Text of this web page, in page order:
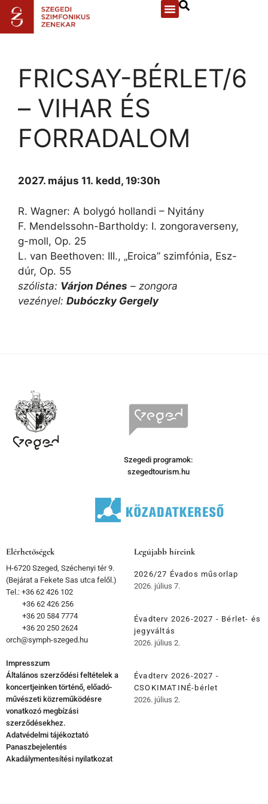
FRICSAY-BÉRLET/6
– VIHAR ÉS
FORRADALOM
2027. május 11. kedd, 19:30h
R. Wagner: A bolygó hollandi – Nyitány
F. Mendelssohn-Bartholdy: I. zongoraverseny,
g-moll, Op. 25
L. van Beethoven: III., „Eroica” szimfónia, Esz-
dúr, Op. 55
szólista: Várjon Dénes – zongora
vezényel: Dubóczky Gergely
Szegedi programok:
szegedtourism.hu
Elérhetőségek
H-6720 Szeged, Széchenyi tér 9.
(Bejárat a Fekete Sas utca felől.)
Tel.: +36 62 426 102
+36 62 426 256
+36 20 584 7774
+36 20 250 2624
orch@symph-szeged.hu
Impresszum
Általános szerződési feltételek a
koncertjeinken történő, előadó-
művészeti közreműködésre
vonatkozó megbízási
szerződésekhez.
Adatvédelmi tájékoztató
Panaszbejelentés
Akadálymentesítési nyilatkozat
Legújabb híreink
2026/27 Évados műsorlap
2026. július 7.
Évadterv 2026-2027 - Bérlet- és
jegyváltás
2026. július 2.
Évadterv 2026-2027 -
CSOKIMATINÉ-bérlet
2026. július 2.